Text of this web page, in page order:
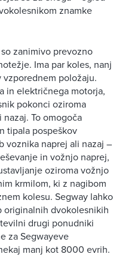
znamke
zanimivo prevozno
Ima par koles, nanj
vzporednem položaju.
in električnega motorja,
pokonci oziroma
To omogoča
tipala pospeškov
voznika naprej ali nazaj –
in vožnjo naprej,
oziroma vožnjo
krmilom, ki z nagibom
kolesu. Segway lahko
originalnih dvokolesnikih
drugi ponudniki
za Segwayeve
manj kot 8000 evrih.